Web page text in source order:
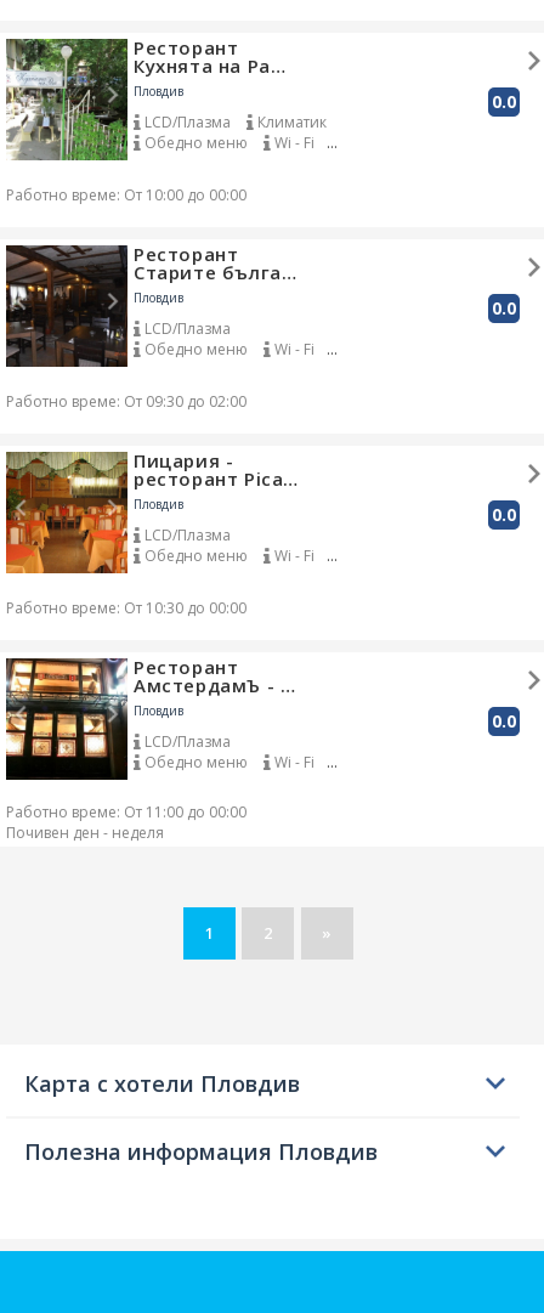
Ресторант
Кухнята на Ра…
Пловдив 0.0
LCD/Плазма
Климатик
Обедно меню
Wi - Fi
Градина
Закачалки
Работно време: От 10:00 до 00:00
Ресторант
Старите бълга…
Пловдив 0.0
LCD/Плазма
Обедно меню
Wi - Fi
Работно време: От 09:30 до 02:00
Пицария -
ресторант Pica…
Пловдив 0.0
LCD/Плазма
Обедно меню
Wi - Fi
Градина
Работно време: От 10:30 до 00:00
Ресторант
АмстердамЪ - …
Пловдив 0.0
LCD/Плазма
Обедно меню
Wi - Fi
Доставка до адрес
Градина
Работно време: От 11:00 до 00:00
Почивен ден - неделя
1 2 »
Карта с хотели Пловдив
Полезна информация Пловдив